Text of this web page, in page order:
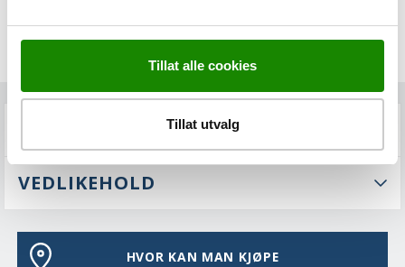
Tillat alle cookies
Tillat utvalg
VEDLIKEHOLD
HVOR KAN MAN KJØPE